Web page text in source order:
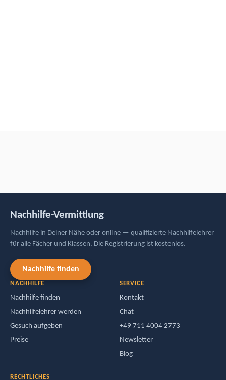
Nachhilfe-Vermittlung
Nachhilfe in Deiner Nähe oder online — qualifizierte Nachhilfelehrer
für alle Fächer und Klassen. Die Registrierung ist kostenlos.
Nachhilfe finden
NACHHILFE
Nachhilfe finden
Nachhilfelehrer werden
Gesuch aufgeben
Preise
SERVICE
Kontakt
Chat
+49 711 4004 2773
Newsletter
Blog
RECHTLICHES